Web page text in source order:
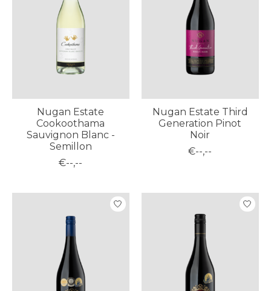
Nugan Estate
Cookoothama
Sauvignon Blanc -
Semillon
€--,--
Nugan Estate Third
Generation Pinot
Noir
€--,--